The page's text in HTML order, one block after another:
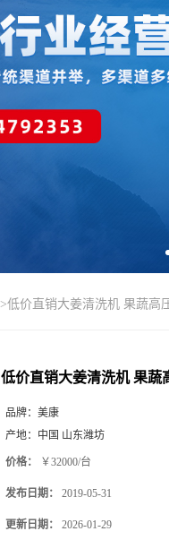
>低价直销大姜清洗机 果蔬高
低价直销大姜清洗机 果蔬
品牌： 美康
产地： 中国 山东潍坊
价格： ￥32000/台
发布日期： 2019-05-31
更新日期： 2026-01-29